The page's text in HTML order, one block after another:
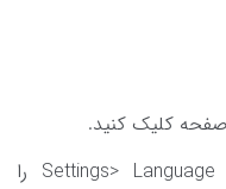
صفحه کلیک کنید.
Settings> Language & region>Search language را